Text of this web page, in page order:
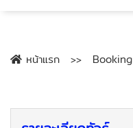
หน้าแรก Booking